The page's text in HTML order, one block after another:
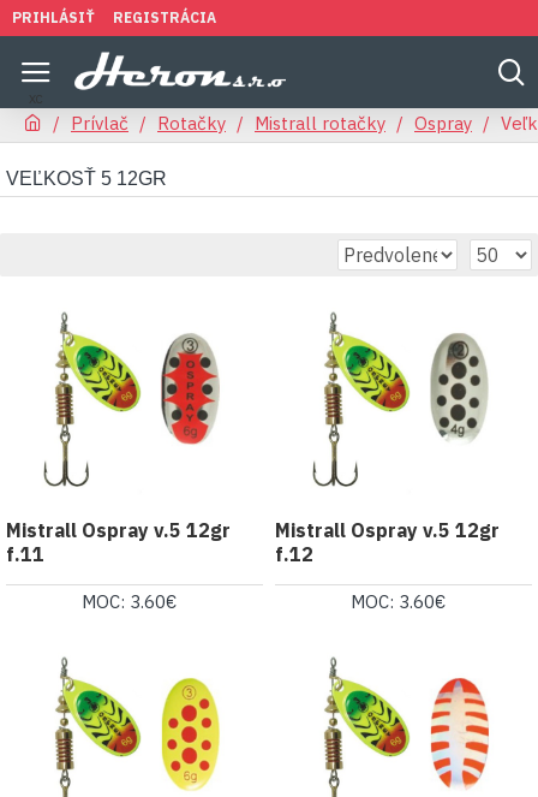
PRIHLÁSIŤ REGISTRÁCIA
Prívlač Rotačky Mistrall rotačky Ospray
VEĽKOSŤ 5 12GR
Mistrall Ospray v.5 12gr
f.11
MOC: 3.60€
Mistrall Ospray v.5 12gr
f.12
MOC: 3.60€